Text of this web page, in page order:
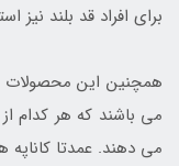
برای افراد قد بلند نیز
همچنین این محصولات
می باشند که هر کدام
می دهند. عمدتا کاناپه